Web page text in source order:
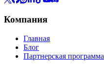
Компания
Главная
Блог
Партнерская программа